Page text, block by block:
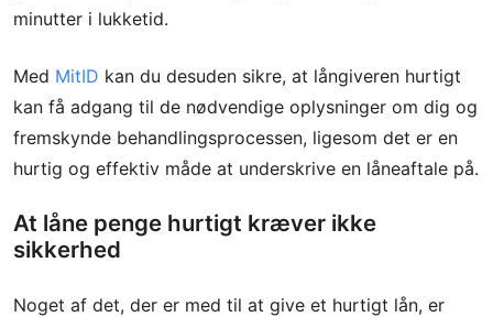
minutter i lukketid.
Med MitID kan du desuden sikre, at långiveren hurtigt
kan få adgang til de nødvendige oplysninger om dig og
fremskynde behandlingsprocessen, ligesom det er en
hurtig og effektiv måde at underskrive en låneaftale på.
At låne penge hurtigt kræver ikke
sikkerhed
Noget af det, der er med til at give et hurtigt lån, er